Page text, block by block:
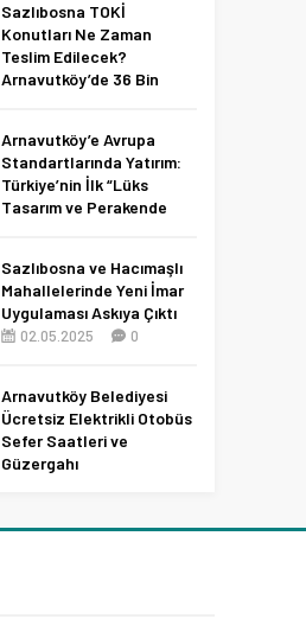
Sazlıbosna TOKİ
Konutları Ne Zaman
Teslim Edilecek?
Arnavutköy’de 36 Bin
11.04.2026 0
Arnavutköy’e Avrupa
Standartlarında Yatırım:
Türkiye’nin İlk “Lüks
Tasarım ve Perakende
Sazlıbosna ve Hacımaşlı
Mahallelerinde Yeni İmar
Uygulaması Askıya Çıktı
02.05.2025 0
Arnavutköy Belediyesi
Ücretsiz Elektrikli Otobüs
Sefer Saatleri ve
Güzergahı